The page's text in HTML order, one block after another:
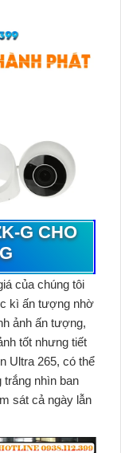
G CHO
của chúng tôi
kì ấn tượng nhờ
ảnh ấn tượng,
tốt nhưng tiết
Ultra 265, có thể
nhìn ban
sát cả ngày lẫn